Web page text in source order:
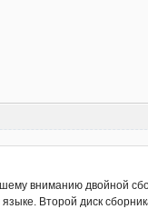
вниманию двойной
Второй диск